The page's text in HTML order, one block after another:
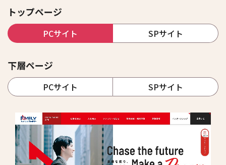
トップページ
PCサイト SPサイト
下層ページ
PCサイト SPサイト